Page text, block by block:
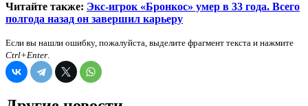
Читайте также: Экс-игрок «Бронкос» умер в 33 года. Всего
полгода назад он завершил карьеру
Если вы нашли ошибку, пожалуйста, выделите фрагмент текста и нажмите
Ctrl+Enter.